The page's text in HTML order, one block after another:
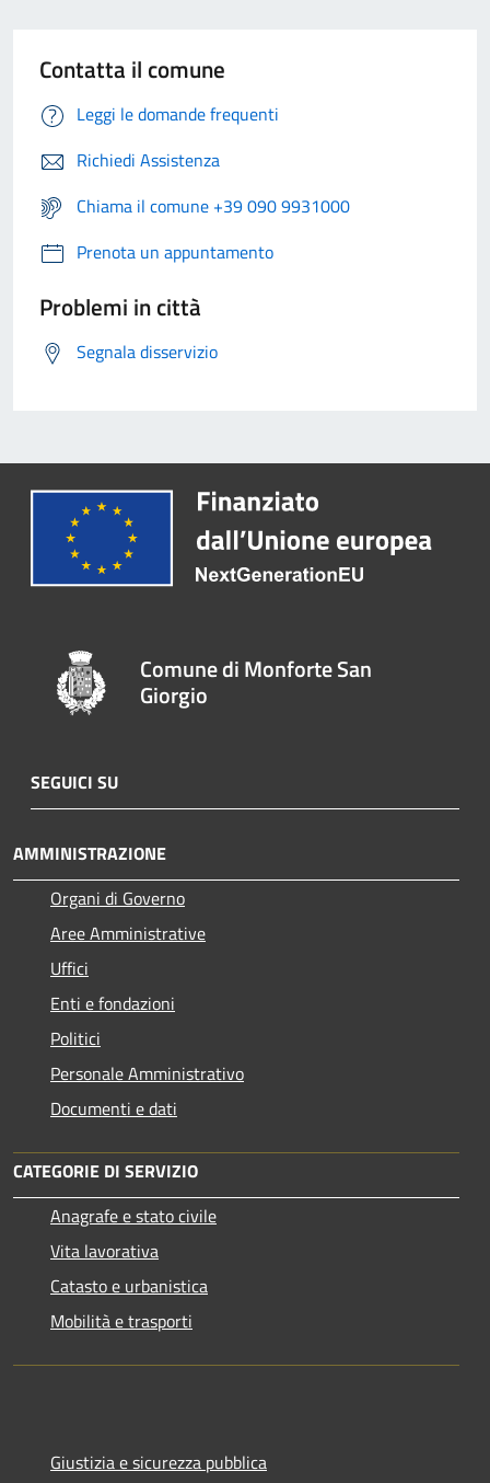
Contatta il comune
Leggi le domande frequenti
Richiedi Assistenza
Chiama il comune +39 090 9931000
Prenota un appuntamento
Problemi in città
Segnala disservizio
Comune di Monforte San
Giorgio
SEGUICI SU
AMMINISTRAZIONE
Organi di Governo
Aree Amministrative
Uffici
Enti e fondazioni
Politici
Personale Amministrativo
Documenti e dati
CATEGORIE DI SERVIZIO
Anagrafe e stato civile
Vita lavorativa
Catasto e urbanistica
Mobilità e trasporti
Giustizia e sicurezza pubblica